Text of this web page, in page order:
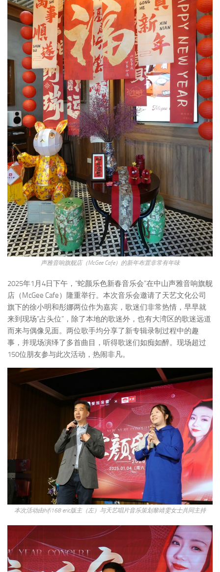
声雅音响旗舰店（McGee Cafe）的新年布置非常有年味
2025年1月4日下午，“蛇颜乐色新春音乐会”在中山声雅音响旗舰
店（McGee Cafe）隆重举行。本次音乐会邀请了天艺文化公司
旗下的徐小明和彤娜两位作为嘉宾，歌迷们非常热情，早早就
来到现场“占头位”，除了本地的歌迷外，也有大湾区的歌迷远道
而来与偶像见面。两位歌手均分享了新专辑录制过程中的趣
事，并现场演绎了多首曲目，听得歌迷们如痴如醉。现场超过
150位朋友参与此次活动，热闹非凡。
本次活动由hifi168 eric版主（左）与天艺唱片音乐策划黎靖雯女士共同主持